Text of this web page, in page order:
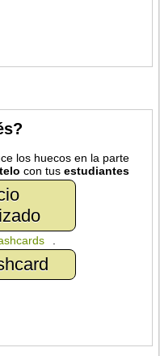
los huecos en la parte
con tusestudiantes